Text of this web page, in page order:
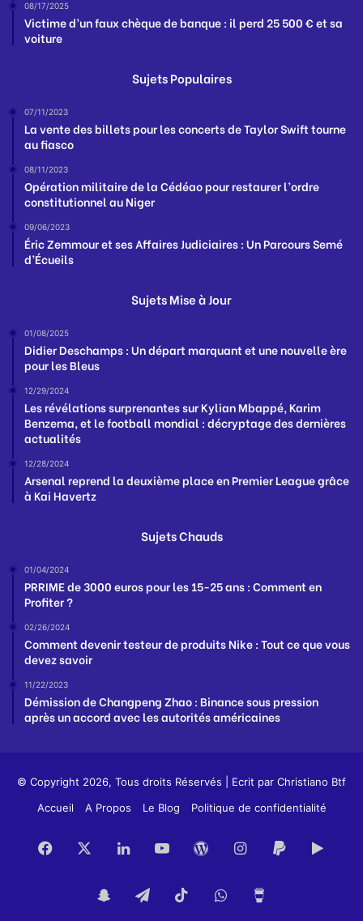
08/17/2025
Victime d’un faux chèque de banque : il perd 25 500 € et sa
voiture
Sujets Populaires
07/11/2023
La vente des billets pour les concerts de Taylor Swift tourne
au fiasco
08/11/2023
Opération militaire de la Cédéao pour restaurer l’ordre
constitutionnel au Niger
09/06/2023
Éric Zemmour et ses Affaires Judiciaires : Un Parcours Semé
d’Écueils
Sujets Mise à Jour
01/08/2025
Didier Deschamps : Un départ marquant et une nouvelle ère
pour les Bleus
12/29/2024
Les révélations surprenantes sur Kylian Mbappé, Karim
Benzema, et le football mondial : décryptage des dernières
actualités
12/28/2024
Arsenal reprend la deuxième place en Premier League grâce
à Kai Havertz
Sujets Chauds
01/04/2024
PRRIME de 3000 euros pour les 15-25 ans : Comment en
Profiter ?
02/26/2024
Comment devenir testeur de produits Nike : Tout ce que vous
devez savoir
11/22/2023
Démission de Changpeng Zhao : Binance sous pression
après un accord avec les autorités américaines
© Copyright 2026, Tous droits Réservés | Ecrit par Christiano Btf
Accueil
A Propos Le Blog Politique de confidentialité
Facebook LinkedinYouTubeWordPress
Instagram
PayPal
SnapchatTelegramTikTokWhatsApp